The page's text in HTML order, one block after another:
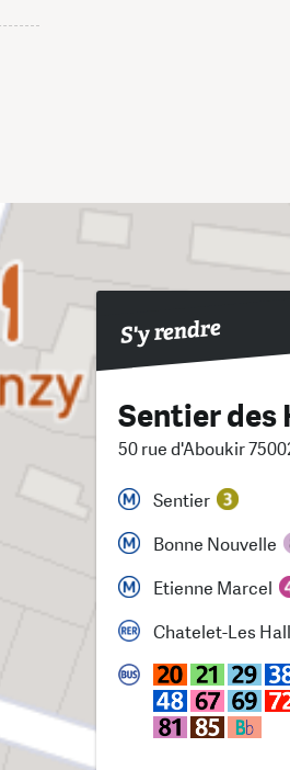
S'y rendre
Sentier des
50 rue d'Aboukir
Sentier
Bonne Nouvelle
Etienne Marcel
Chatelet-Les